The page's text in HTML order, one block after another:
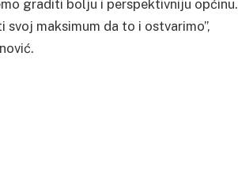
graditi bolju i perspektivniju općinu.
maksimum da to i ostvarimo”,